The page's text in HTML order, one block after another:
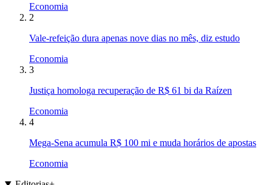
Economia
2
Vale-refeição dura apenas nove dias no mês, diz estudo
Economia
3
Justiça homologa recuperação de R$ 61 bi da Raízen
Economia
4
Mega-Sena acumula R$ 100 mi e muda horários de apostas
Economia